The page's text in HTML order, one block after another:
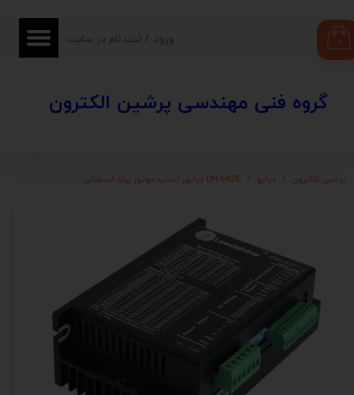
​​گروه فنی مهندسی پرشین الکترون
۰ ورود / ثبت نام در سایت
حساب کاربری من
سفارشات
پرشین الکترون درایو DM 542E درایور استپ موتور برند لیدشاین